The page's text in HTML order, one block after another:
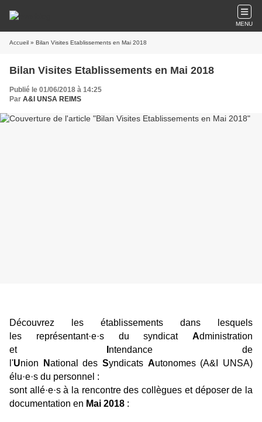
MENU
Accueil » Bilan Visites Etablissements en Mai 2018
Bilan Visites Etablissements en Mai 2018
Publié le 01/06/2018 à 14:25
Par A&I UNSA REIMS
Découvrez les établissements dans lesquels
les représentant·e·s du syndicat Administration
et
ntendance de
l'Union National desSyndicats Autonomes (A&I UNSA)
élu·e·s du personnel :
sont allé·e·s à la rencontre des collègues et déposer de la
documentation en Mai 2018 :